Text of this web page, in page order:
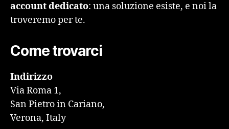
account dedicato: una soluzione esiste, e noi la
troveremo per te.
Come trovarci
Indirizzo
Via Roma 1,
San Pietro in Cariano,
Verona, Italy